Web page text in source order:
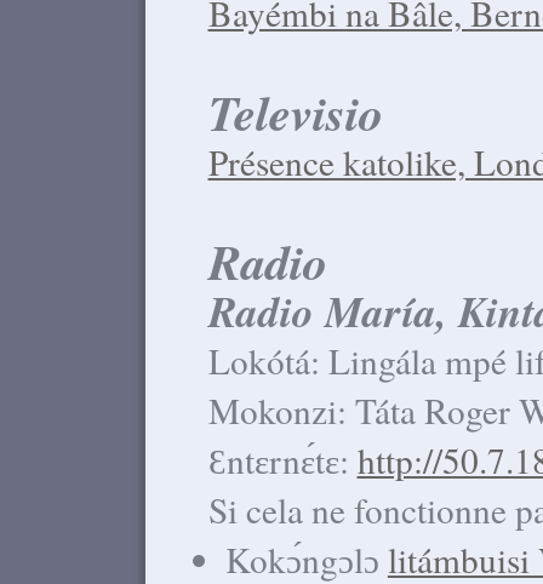
Bayémbi na Bâle,
Televisio
Présence katolike,
Radio
Radio María,
Lokótá: Lingála mpé
Mokonzi: Táta Roger
Ɛntɛrnɛ́tɛ: http://
Si cela ne fonctionne
Kokɔ́ngɔlɔ litámbuisi